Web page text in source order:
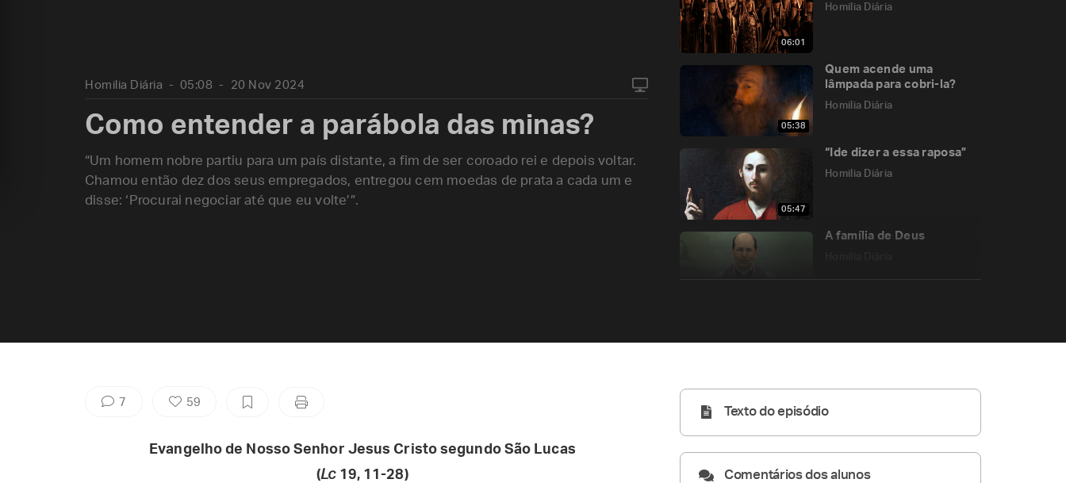
06:01
Homilia Diária
05:38
Quem acende uma
lâmpada para cobri-la?
Homilia Diária
05:47
“Ide dizer a essa raposa”
Homilia Diária
A família de Deus
Homilia Diária 05:08 20 Nov 2024
Como entender a parábola das minas?
“Um homem nobre partiu para um país distante, a fim de ser coroado rei e depois voltar.
Chamou então dez dos seus empregados, entregou cem moedas de prata a cada um e
disse: ‘Procurai negociar até que eu volte’”.
7 59
Evangelho de Nosso Senhor Jesus Cristo segundo São Lucas
(Lc19, 11-28)
Texto do episódio
Comentários dos alunos